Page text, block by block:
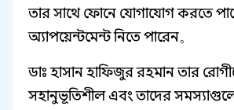
তার সাথে ফোনে যোগাযোগ করতে
অ্যাপয়েন্টমেন্ট নিতে পারেন。
ডাঃ হাসান হাফিজুর রহমান তার
সহানুভূতিশীল এবং তাদের